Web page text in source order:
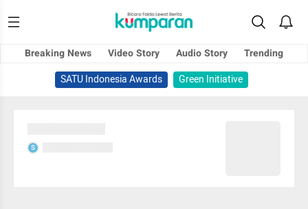
Breaking News Video Story Audio Story
Trending
SATU Indonesia Awards
Green Initiative
S